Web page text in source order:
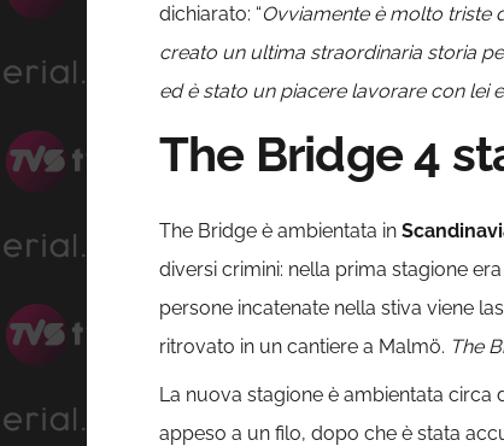
dichiarato: “Ovviamente è molto triste
creato un ultima straordinaria storia
ed è stato un piacere lavorare con lei
The Bridge 4
The Bridge è ambientata in
diversi crimini: nella prima stagione
persone incatenate nella stiva viene
ritrovato in un cantiere a Malmö. The
La nuova stagione è ambientata circa
appeso a un filo, dopo che è stata